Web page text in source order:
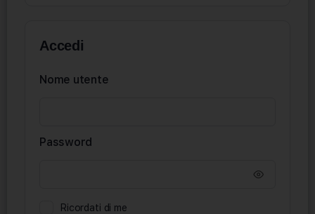
Accedi
Nome utente
Password
Ricordati di me